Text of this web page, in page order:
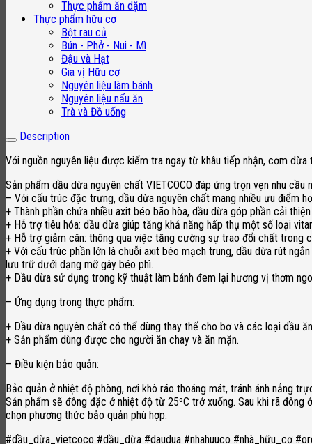
Thực phẩm ăn dặm
Thực phẩm hữu cơ
Bột rau củ
Bún - Phở - Nui - Mì
Đậu và Hạt
Gia vị Hữu cơ
Nguyên liệu làm bánh
Nguyên liệu nấu ăn
Trà và Đồ uống
Description
Với nguồn nguyên liệu được kiểm tra ngay từ khâu tiếp nhận, cơm
Sản phẩm dầu dừa nguyên chất VIETCOCO đáp ứng trọn vẹn nhu
– Với cấu trúc đặc trưng, dầu dừa nguyên chất mang nhiều ưu điểm
+ Thành phần chứa nhiều axit béo bão hòa, dầu dừa góp phần cải
+ Hỗ trợ tiêu hóa: dầu dừa giúp tăng khả năng hấp thụ một số loại
+ Hỗ trợ giảm cân: thông qua việc tăng cường sự trao đổi chất trong
+ Với cấu trúc phần lớn là chuỗi axit béo mạch trung, dầu dừa rút
lưu trữ dưới dạng mỡ gây béo phì.
+ Dầu dừa sử dụng trong kỹ thuật làm bánh đem lại hương vị thơm
– Ứng dụng trong thực phẩm:
+ Dầu dừa nguyên chất có thể dùng thay thế cho bơ và các loại dầu
+ Sản phẩm dùng được cho người ăn chay và ăn mặn.
– Điều kiện bảo quản:
Bảo quản ở nhiệt độ phòng, nơi khô ráo thoáng mát, tránh ánh nắng
Sản phẩm sẽ đông đặc ở nhiệt độ từ 25ºC trở xuống. Sau khi rã
chọn phương thức bảo quản phù hợp.
#dầu_dừa_vietcoco #dầu_dừa #daudua #nhahuuco #nhà_hữu_cơ